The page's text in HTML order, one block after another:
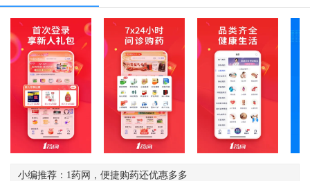
小编推荐：1药网，便捷购药还优惠多多